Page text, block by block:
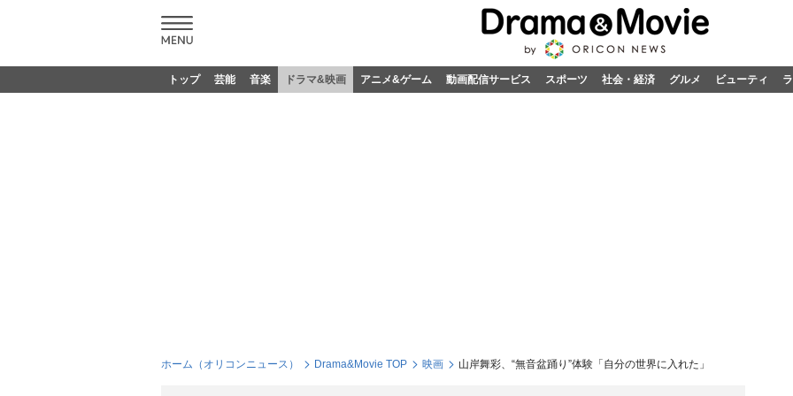
トップ 芸能 音楽 ドラマ&映画 アニメ&ゲーム 動画配信サービス スポーツ 社会・経済 グルメ ビューティ
ホーム（オリコンニュース） Drama&Movie TOP 映画 山岸舞彩、“無音盆踊り”体験「自分の世界に入れた」